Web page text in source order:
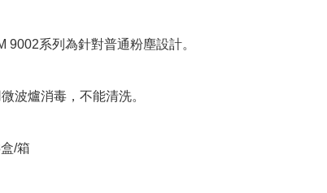
9002系列為針對普通粉塵設計。
波爐消毒，不能清洗。
/箱